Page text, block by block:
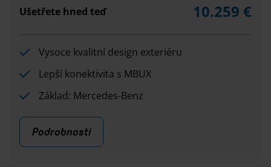
Ušetřete hned teď 10.259 €
Vysoce kvalitní design exteriéru
Lepší konektivita s MBUX
Základ: Mercedes-Benz
Podrobnosti